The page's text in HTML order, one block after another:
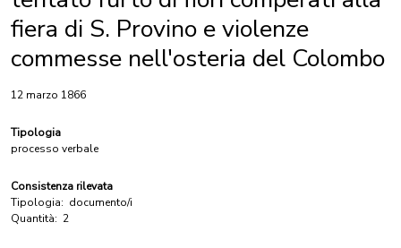
fiera di S. Provino e violenze
commesse nell'osteria del Colombo
12 marzo 1866
Tipologia
processo verbale
Consistenza rilevata
Tipologia: documento/i
Quantità: 2